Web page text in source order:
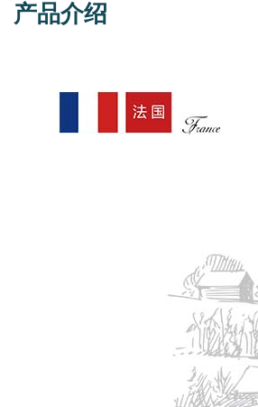
产品介绍